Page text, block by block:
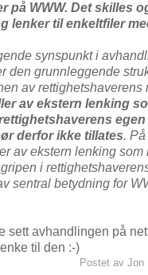
på WWW. Det skilles
lenker til enkeltfiler
synspunkt i
den grunnleggende
av rettighetshaverens
av ekstern lenking
derfor ikke tillates.
av ekstern lenking som
i
sentral betydning for
sett avhandlingen på
til den :-)
Postet av Jon